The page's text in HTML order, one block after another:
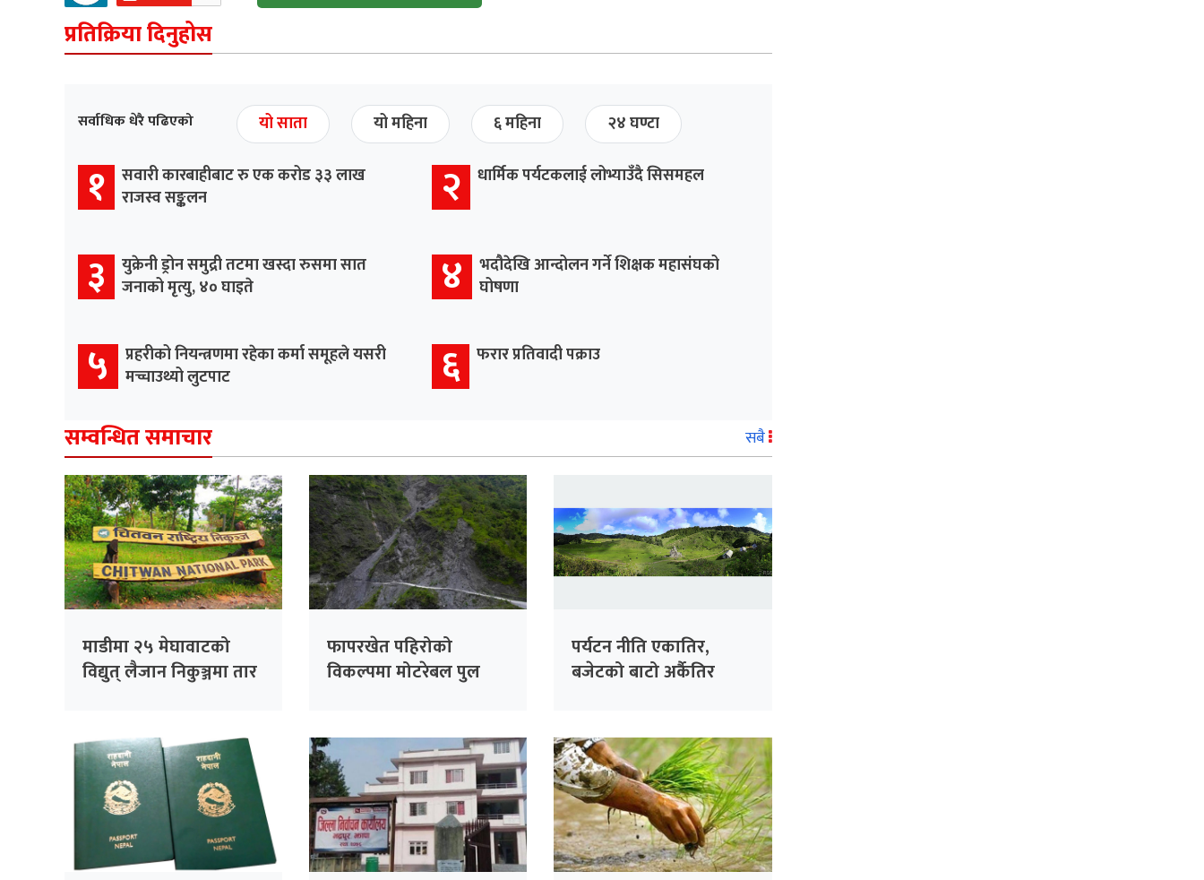
प्रतिक्रिया दिनुहोस
सर्वाधिक धेरै पढिएको यो साता यो महिना ६ महिना २४ घण्टा
१
सवारी कारबाहीबाट रु एक करोड ३३ लाख
राजस्व सङ्कलन
२ धार्मिक पर्यटकलाई लोभ्याउँदै सिसमहल
३
युक्रेनी ड्रोन समुद्री तटमा खस्दा रुसमा सात
जनाको मृत्यु, ४० घाइते
४
भदौदेखि आन्दोलन गर्ने शिक्षक महासंघको
घोषणा
५
प्रहरीको नियन्त्रणमा रहेका कर्मा समूहले यसरी
मच्चाउथ्यो लुटपाट
६ फरार प्रतिवादी पक्राउ
सम्वन्धित समाचार सबै
माडीमा २५ मेघावाटको
विद्युत् लैजान निकुञ्जमा तार
फापरखेत पहिरोको
विकल्पमा मोटरेबल पुल
पर्यटन नीति एकातिर,
बजेटको बाटो अर्कैतिर